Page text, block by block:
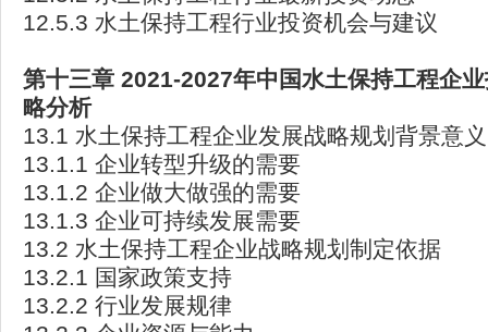
12.5.3 水土保持工程行业投资机会与建议
第十三章 2021-2027年中国水土保持工程企
略分析
13.1 水土保持工程企业发展战略规划背景意义
13.1.1 企业转型升级的需要
13.1.2 企业做大做强的需要
13.1.3 企业可持续发展需要
13.2 水土保持工程企业战略规划制定依据
13.2.1 国家政策支持
13.2.2 行业发展规律